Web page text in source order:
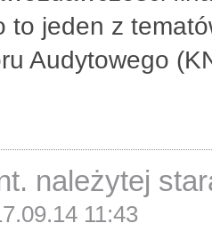
to jeden z
Audytowego
należytej
11:43